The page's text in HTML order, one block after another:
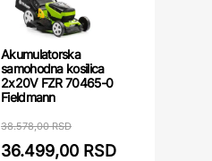
Akumulatorska
samohodna kosilica
2x20V FZR 70465-0
Fieldmann
38.578,00 RSD
36.499,00 RSD